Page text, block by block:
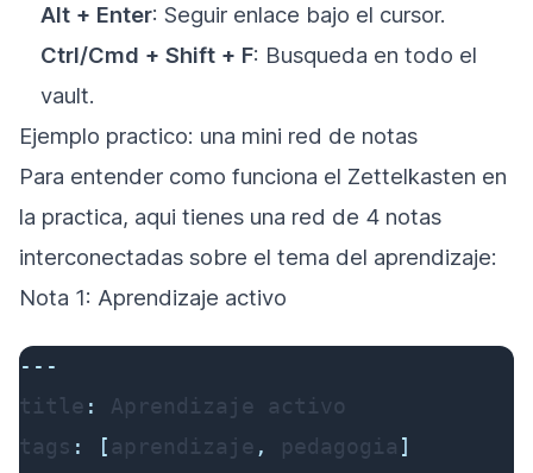
Alt + Enter: Seguir enlace bajo el cursor.
Ctrl/Cmd + Shift + F: Busqueda en todo el
vault.
Ejemplo practico: una mini red de notas
Para entender como funciona el Zettelkasten en
la practica, aqui tienes una red de 4 notas
interconectadas sobre el tema del aprendizaje:
Nota 1: Aprendizaje activo
---
title :
tags : [ aprendizaje , pedagogia ]